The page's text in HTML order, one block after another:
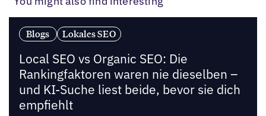
Blogs Lokales SEO
Local SEO vs Organic SEO: Die
Rankingfaktoren waren nie dieselben –
und KI-Suche liest beide, bevor sie dich
empfiehlt